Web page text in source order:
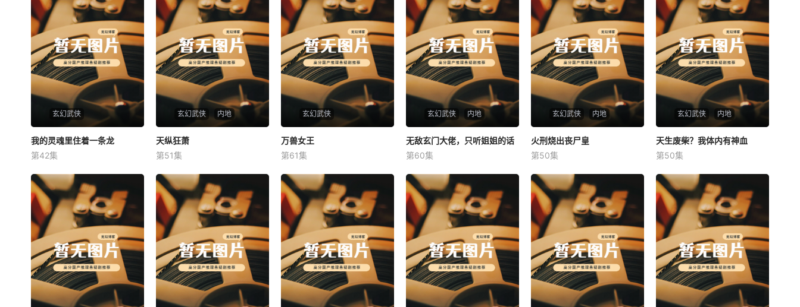
玄幻武侠
我的灵魂里住着一条龙
未知
我的灵魂里住着一条龙
第42集
玄幻武侠 内地
天纵狂萧
未知
天纵狂萧
第51集
玄幻武侠
万兽女王
未知
万兽女王
第61集
玄幻武侠 内地
无敌玄门大佬，只听姐姐的话
未知
无敌玄门大佬，只听姐姐的话
第60集
玄幻武侠 内地
火刑烧出丧尸皇
未知
火刑烧出丧尸皇
第50集
玄幻武侠 内地
未知
天生废柴？我体内有神血
第50集